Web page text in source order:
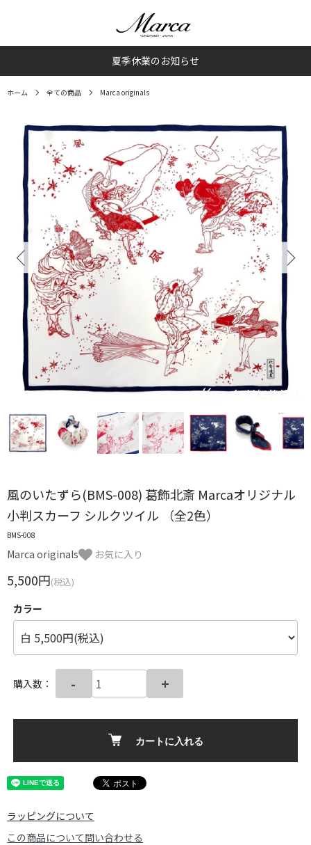
夏季休業のお知らせ
ホーム 全ての商品 Marca originals
風のいたずら(BMS-008) 葛飾北斎 Marcaオリジナル
小判スカーフ シルクツイル （全2色）
BMS-008
Marca originals お気に入り
5,500円(税込)
カラー
購入数： - +
カートに入れる
ラッピングについて
この商品について問い合わせる